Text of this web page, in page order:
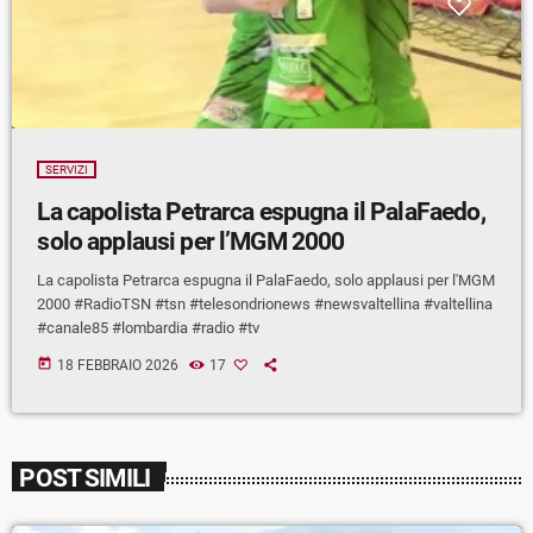
SERVIZI
La capolista Petrarca espugna il PalaFaedo,
solo applausi per l’MGM 2000
La capolista Petrarca espugna il PalaFaedo, solo applausi per l'MGM
2000 #RadioTSN #tsn #telesondrionews #newsvaltellina #valtellina
#canale85 #lombardia #radio #tv
today 18 FEBBRAIO 2026 17
POST SIMILI